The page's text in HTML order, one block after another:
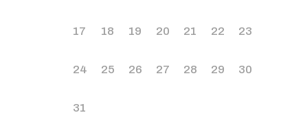
17 18 19 20 21 22 23
24 25 26 27 28 29 30
31